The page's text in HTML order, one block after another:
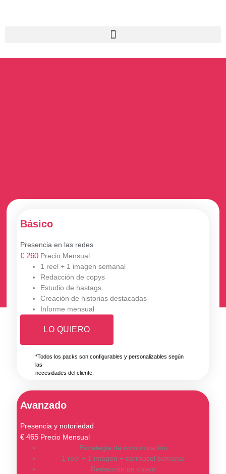
Básico
Presencia en las redes
€ 260 Precio Mensual
1 reel + 1 imagen semanal
Redacción de copys
Estudio de hastags
Creación de historias destacadas
Informe mensual
LO QUIERO
*Todos los packs son configurables y personalizables según
las
necesidades del cliente.
Avanzado
Presencia y notoriedad
€ 465 Precio Mensual
Estrategia de comunicación
1 reel + 1 imagen + carrousel semanal
Redacción de copys